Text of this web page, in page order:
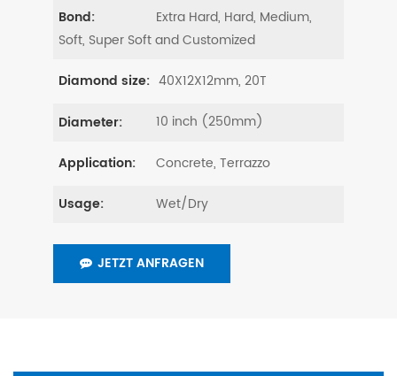
Bond:
Extra Hard, Hard, Medium,
Soft, Super Soft and Customized
Diamond size: 40X12X12mm, 20T
Diameter: 10 inch (250mm)
Application: Concrete, Terrazzo
Usage: Wet/Dry
JETZT ANFRAGEN